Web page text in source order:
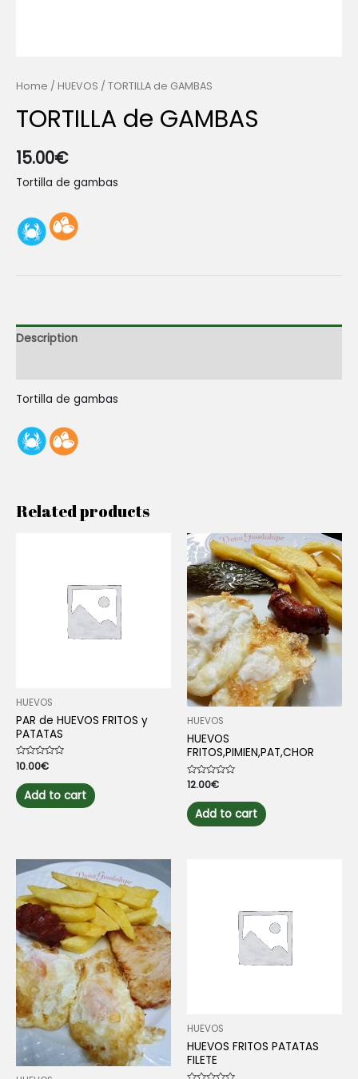
Home / HUEVOS / TORTILLA de GAMBAS
TORTILLA de GAMBAS
15.00€
Tortilla de gambas
Description
Tortilla de gambas
Related products
HUEVOS
PAR de HUEVOS FRITOS y
PATATAS
Rated
0
out
of
5
10.00€
Add to cart
HUEVOS
HUEVOS
FRITOS,PIMIEN,PAT,CHOR
Rated
out
of
5
12.00€
Add to cart
HUEVOS
HUEVOS FRITOS PATATAS
FILETE